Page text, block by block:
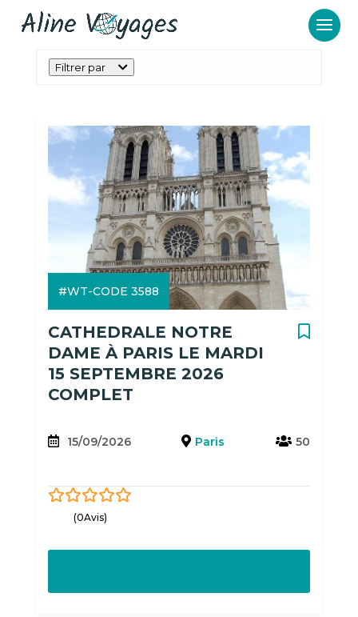
Filtrer par
#WT-CODE 3588
CATHEDRALE NOTRE
DAME À PARIS LE MARDI
15 SEPTEMBRE 2026
COMPLET
15/09/2026 Paris 50
of
(0Avis)